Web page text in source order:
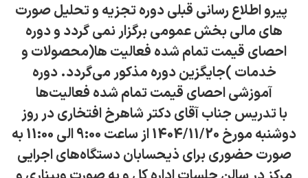
پیرو اطلاع رسانی قبلی دوره تجزیه و تحلیل صورت
های مالی بخش عمومی برگزار نمی گردد و دوره
احصای قیمت تمام شده فعالیت ها(محصولات و
خدمات )جایگزین دوره مذکور می‌گردد. دوره
آموزشی احصای قیمت تمام شده فعالیت‌ها
باتدریس جناب آقای دکتر شاهرخ افتخاری در روز
دوشنبه مورخ 1404/11/20 از ساعت 9:00 الی 11:00 به
صورت حضوری برای ذیحسابان دستگاه‌های اجرایی